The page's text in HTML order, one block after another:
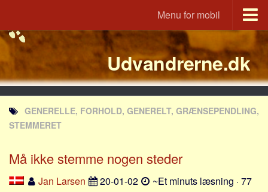
Menu for mobil
Portal
Udvandrerne.dk
Utvandrerne.no
Utvandrarna.se
Tyskland.dk
Rusland.dk
JLKM.dk
Udvandrerne.dk
GENERELLE, FORHOLD, GENERELT, GRÆNSEPENDLING,
STEMMERET
Må ikke stemme nogen steder
Jan Larsen 20-01-02
~Et minuts læsning · 77